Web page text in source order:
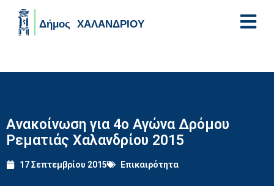
Aνακοίνωση για 4ο Αγώνα Δρόμου
Ρεματιάς Χαλανδρίου 2015
17 Σεπτεμβρίου 2015 Επικαιρότητα